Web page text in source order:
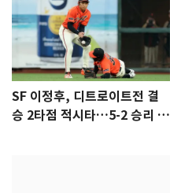
SF 이정후, 디트로이트전 결
승 2타점 적시타…5-2 승리 견